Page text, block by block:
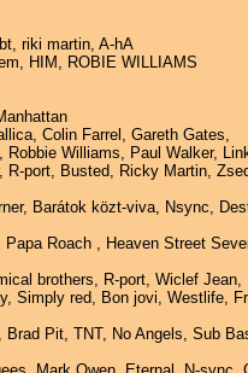
riki martin, A-hA
HIM, ROBIE WILLIAMS
Colin Farrel, Gareth Gates,
Williams, Paul Walker,
R-port, Busted, Ricky Martin,
Barátok közt-viva, Nsync,
Roach , Heaven Street
brothers, R-port, Wiclef Jean,
Simply red, Bon jovi, Westlife,
Pit, TNT, No Angels, Sub